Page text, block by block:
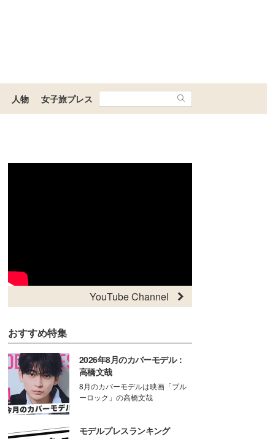
人物 女子旅プレス
YouTube Channel
おすすめ特集
2026年8月のカバーモデル：
高橋文哉
8月のカバーモデルは映画「ブル
ーロック」の高橋文哉
モデルプレスランキング